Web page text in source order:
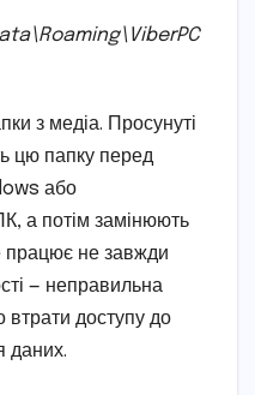
з медіа. Просунуті
цю папку перед
або
а потім замінюють
працює не завжди
— неправильна
втрати доступу до
даних.